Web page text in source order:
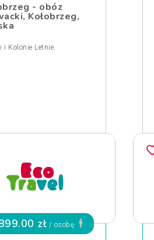
- obóz
Kołobrzeg,
i Kolonie Letnie
zł / osobę